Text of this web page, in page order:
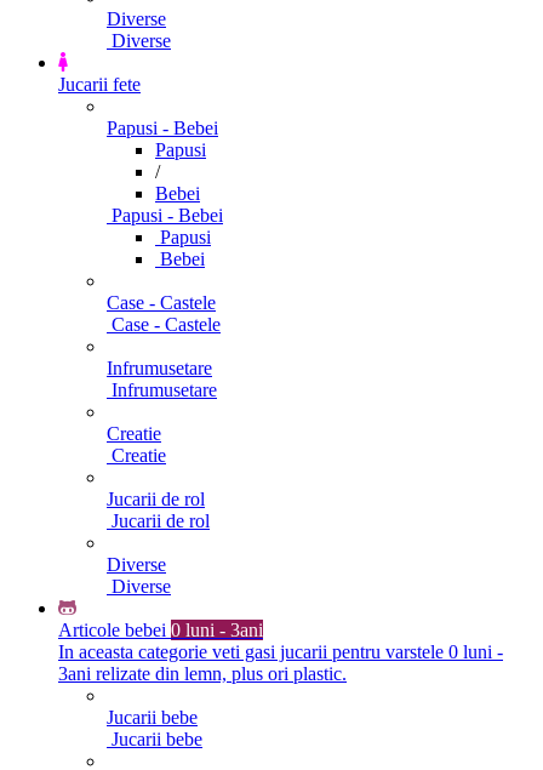
Diverse
Diverse
Jucarii fete
Papusi - Bebei
Papusi
/
Bebei
Papusi - Bebei
Papusi
Bebei
Case - Castele
Case - Castele
Infrumusetare
Infrumusetare
Creatie
Creatie
Jucarii de rol
Jucarii de rol
Diverse
Diverse
Articole bebei 0 luni - 3ani
In aceasta categorie veti gasi jucarii pentru varstele 0 luni -
3ani relizate din lemn, plus ori plastic.
Jucarii bebe
Jucarii bebe